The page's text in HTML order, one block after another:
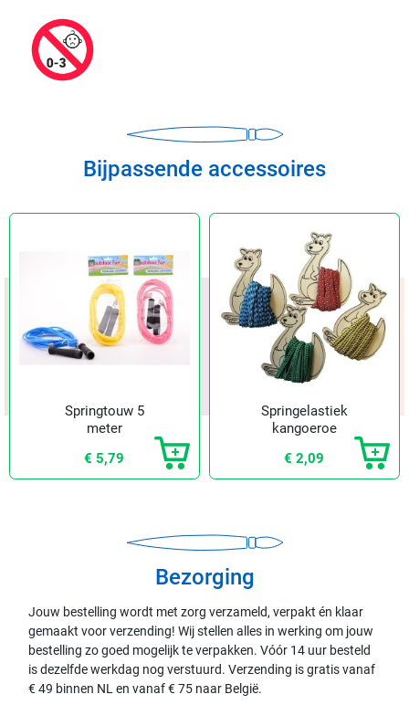
Bijpassende accessoires
Springtouw 5
meter
€ 5,79
Springelastiek
kangoeroe
€ 2,09
Bezorging
Jouw bestelling wordt met zorg verzameld, verpakt én klaar
gemaakt voor verzending! Wij stellen alles in werking om jouw
bestelling zo goed mogelijk te verpakken. Vóór 14 uur besteld
is dezelfde werkdag nog verstuurd. Verzending is gratis vanaf
€ 49 binnen NL en vanaf € 75 naar België.